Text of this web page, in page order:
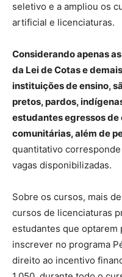
seletivo e a ampliou os
artificial e licenciaturas.
Considerando apenas
da Lei de Cotas e
instituições de ensino,
pretos, pardos,
estudantes egressos de
comunitárias, além de
quantitativo corresponde
vagas disponibilizadas.
Sobre os cursos, mais
cursos de licenciaturas
estudantes que optarem
inscrever no programa
direito ao incentivo